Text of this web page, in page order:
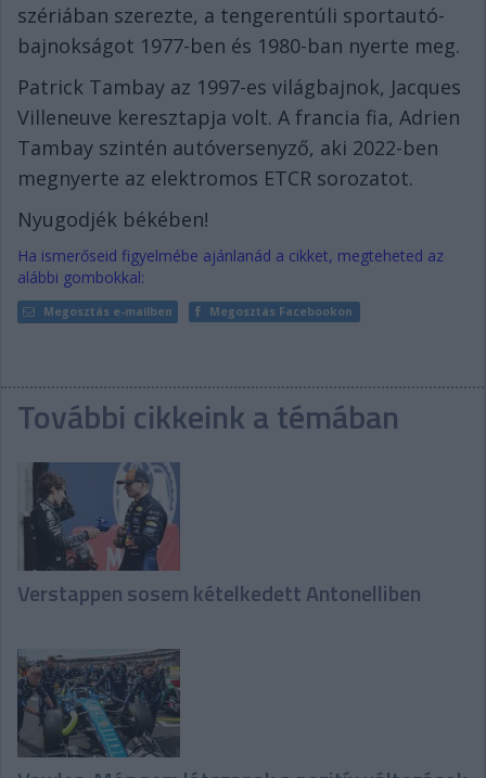
szériában szerezte, a tengerentúli sportautó-
bajnokságot 1977-ben és 1980-ban nyerte meg.
Patrick Tambay az 1997-es világbajnok, Jacques
Villeneuve keresztapja volt. A francia fia, Adrien
Tambay szintén autóversenyző, aki 2022-ben
megnyerte az elektromos ETCR sorozatot.
Nyugodjék békében!
Ha ismerőseid figyelmébe ajánlanád a cikket, megteheted az
alábbi gombokkal:
Megosztás e-mailben Megosztás Facebookon
További cikkeink a témában
Verstappen sosem kételkedett Antonelliben